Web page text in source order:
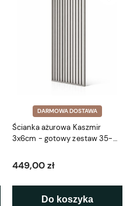
DARMOWA DOSTAWA
Ścianka ażurowa Kaszmir
3x6cm - gotowy zestaw 35-
449,00 zł
Do koszyka